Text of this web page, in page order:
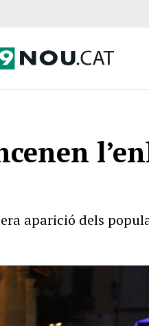
aparició dels